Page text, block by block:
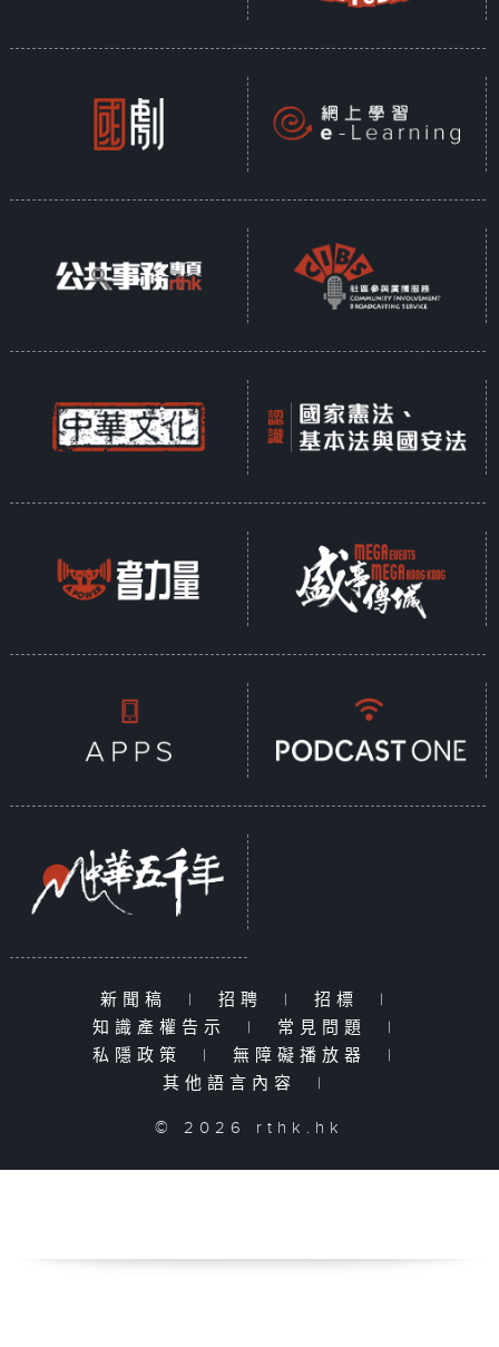
新聞稿 | 招聘 | 招標
|
知識產權告示
| 常見問題
|
私隱政策
| 無障礙播放器
|
其他語言內容
|
© 2026 rthk.hk